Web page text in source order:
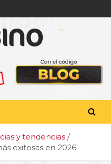
y tendencias
exitosas en 2026